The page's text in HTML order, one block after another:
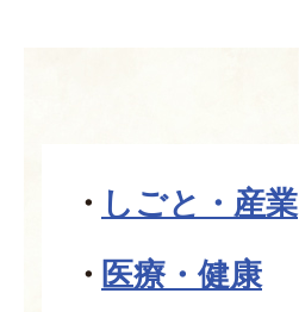
しごと・産業
医療・健康